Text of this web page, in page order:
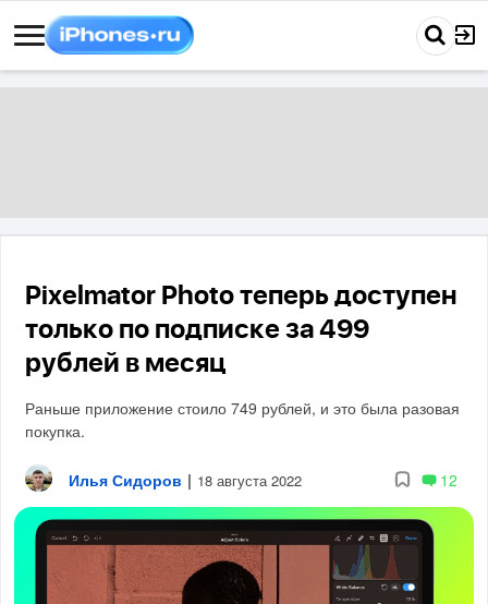
Pixelmator Photo теперь доступен
только по подписке за 499
рублей в месяц
Раньше приложение стоило 749 рублей, и это была разовая
покупка.
Илья Сидоров | 18 августа 2022 12